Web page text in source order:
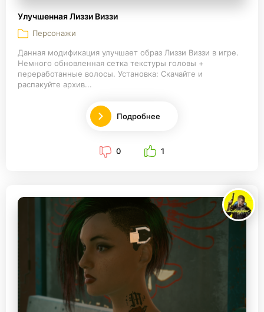
Улучшенная Лиззи Виззи
Персонажи
Данная модификация улучшает образ Лиззи Виззи в игре.
Немного обновленная сетка текстуры головы +
переработанные волосы. Установка: Скачайте и
распакуйте архив...
Подробнее
0 1